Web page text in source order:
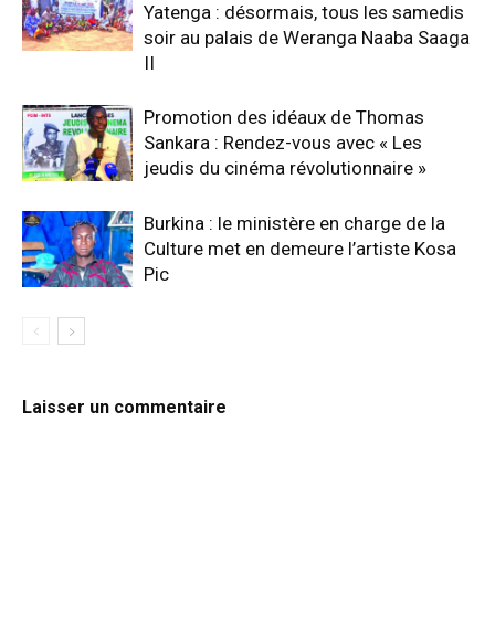
Yatenga : désormais, tous les samedis
soir au palais de Weranga Naaba Saaga
II
Promotion des idéaux de Thomas
Sankara : Rendez-vous avec « Les
jeudis du cinéma révolutionnaire »
Burkina : le ministère en charge de la
Culture met en demeure l’artiste Kosa
Pic
Laisser un commentaire